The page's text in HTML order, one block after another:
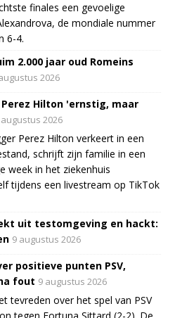
finales een gevoelige
de mondiale nummer
6-4.
2.000 jaar oud Romeins
2026
Hilton 'ernstig, maar
augustus 2026
Perez Hilton verkeert in een
schrijft zijn familie in een
week in het ziekenhuis
tijdens een livestream op TikTok
uit testomgeving en hackt:
9 augustus 2026
positieve punten PSV,
fout 9 augustus 2026
tevreden over het spel van PSV